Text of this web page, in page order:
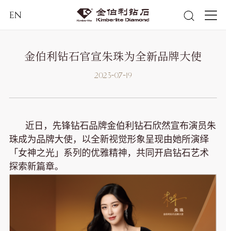
EN
金伯利钻石官宣朱珠为全新品牌大使
2023-07-19
近日，先锋钻石品牌金伯利钻石欣然宣布演员朱
珠成为品牌大使，以全新视觉形象呈现由她所演绎
「女神之光」系列的优雅精神，共同开启钻石艺术
探索新篇章。